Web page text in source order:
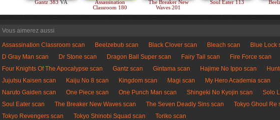
Gantz 383VA
Assassination
Classroom 180
The Breaker New
Waves 201
Soul Eater 113
Vous aimerez aussi
Assassination Classroom scan Beelzebub scan Black Clover scan Bleach scan Blue Lock
D Gray Man scan
Dr Stone scan Dragon Ball Super scan Fairy Tail scan
Fire Force scan
Four Knights Of The Apocalypse scan
Gantz scan Gintama scan Hajime No Ippo scan
Jujutsu Kaisen scan
Kaiju No 8 scan Kingdom scan Magi scan My Hero Academia scan
Naruto Gaiden scan
One Piece scan One Punch Man scan Shingeki No Kyojin scan
Solo
Soul Eater scan
The Breaker New Waves scan The Seven Deadly Sins scan
Tokyo Ghoul Re
Tokyo Revengers scan
Tokyo Shinobi Squad scan Toriko scan